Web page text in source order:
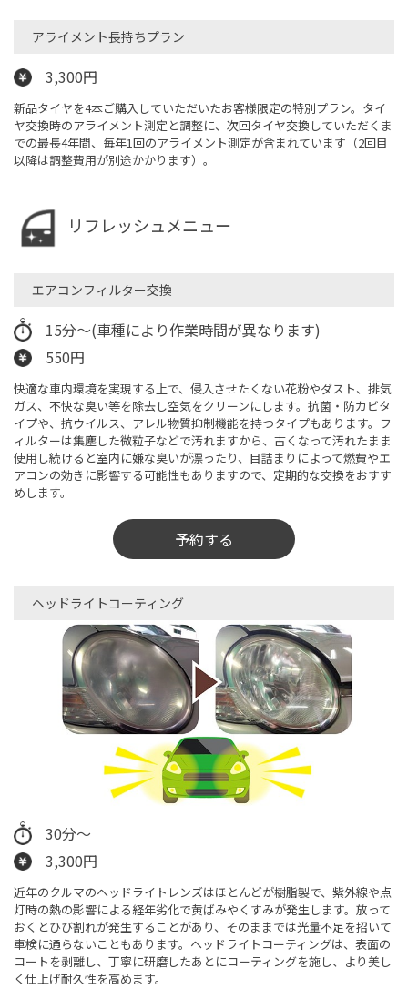
アライメント長持ちプラン
3,300円
新品タイヤを4本ご購入していただいたお客様限定の特別プラン。タイ
ヤ交換時のアライメント測定と調整に、次回タイヤ交換していただくま
での最長4年間、毎年1回のアライメント測定が含まれています（2回目
以降は調整費用が別途かかります）。
リフレッシュメニュー
エアコンフィルター交換
15分〜(車種により作業時間が異なります)
550円
快適な車内環境を実現する上で、侵入させたくない花粉やダスト、排気
ガス、不快な臭い等を除去し空気をクリーンにします。抗菌・防カビタ
イプや、抗ウイルス、アレル物質抑制機能を持つタイプもあります。フ
ィルターは集塵した微粒子などで汚れますから、古くなって汚れたまま
使用し続けると室内に嫌な臭いが漂ったり、目詰まりによって燃費やエ
アコンの効きに影響する可能性もありますので、定期的な交換をおすす
めします。
予約する
ヘッドライトコーティング
30分〜
3,300円
近年のクルマのヘッドライトレンズはほとんどが樹脂製で、紫外線や点
灯時の熱の影響による経年劣化で黄ばみやくすみが発生します。放って
おくとひび割れが発生することがあり、そのままでは光量不足を招いて
車検に通らないこともあります。ヘッドライトコーティングは、表面の
コートを剥離し、丁寧に研磨したあとにコーティングを施し、より美し
く仕上げ耐久性を高めます。